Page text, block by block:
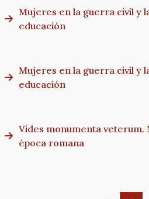
Mujeres en la guerra civil y
educación
Mujeres en la guerra civil y
educación
Vides monumenta
época romana